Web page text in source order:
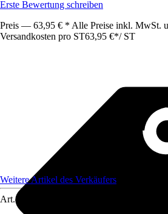
Erste Bewertung schreiben
Preis — 63,95 € * Alle Preise inkl. MwSt.
Versandkosten pro ST63,95 €*/ ST
Weitere Artikel des Verkäufers
Art.-Nr.